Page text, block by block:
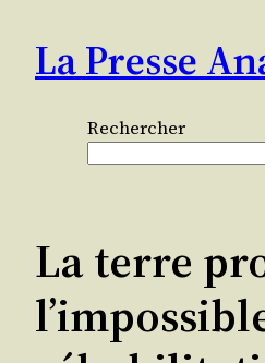
contenu
La Presse
Rechercher
La terre